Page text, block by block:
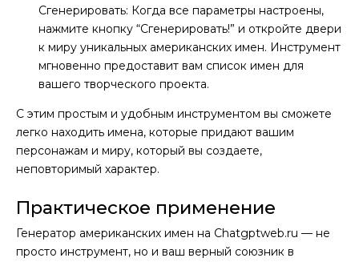
Сгенерировать: Когда все параметры настроены,
нажмите кнопку “Сгенерировать!” и откройте двери
к миру уникальных американских имен. Инструмент
мгновенно предоставит вам список имен для
вашего творческого проекта.
С этим простым и удобным инструментом вы сможете
легко находить имена, которые придают вашим
персонажам и миру, который вы создаете,
неповторимый характер.
Практическое применение
Генератор американских имен на Chatgptweb.ru — не
просто инструмент, но и ваш верный союзник в